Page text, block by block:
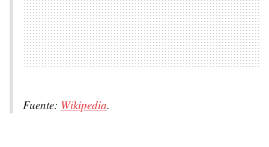
Fuente: Wikipedia.